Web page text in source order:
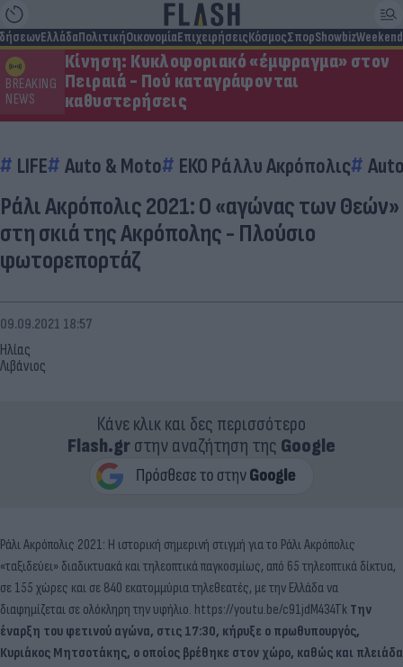
ΕλλάδαΠολιτικήΟικονομίαΕπιχειρήσειςΚόσμοςΣπορShowbizWeekend
BREAKING
NEWS
Κίνηση: Κυκλοφοριακό «έμφραγμα» στον
Πειραιά - Πού καταγράφονται
καθυστερήσεις
LIFE Auto & Moto ΕΚΟ Ράλλυ Ακρόπολις
Ράλι Ακρόπολις 2021: Ο «αγώνας των Θεών»
στη σκιά της Ακρόπολης - Πλούσιο
φωτορεπορτάζ
Ηλίας
Λιβάνιος
09.09.2021 18:57
Κάνε κλικ και δες περισσότερο
Flash.grστην αναζήτηση της Google
Ράλι Ακρόπολις 2021: H ιστορική σημερινή στιγμή για το Ράλι Ακρόπολις
«ταξιδεύει» διαδικτυακά και τηλεοπτικά παγκοσμίως, από 65 τηλεοπτικά δίκτυα,
σε 155 χώρες και σε 840 εκατομμύρια τηλεθεατές, με την Ελλάδα να
διαφημίζεται σε ολόκληρη την υφήλιο. https://youtu.be/c91jdM434Tk Την
έναρξη του φετινού αγώνα, στις 17:30, κήρυξε ο πρωθυπουργός,
Κυριάκος Μητσοτάκης, ο οποίος βρέθηκε στον χώρο, καθώς και πλειάδα